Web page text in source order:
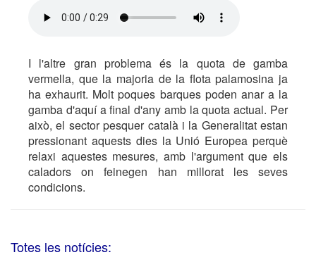
I l'altre gran problema és la quota de gamba
vermella, que la majoria de la flota palamosina ja
ha exhaurit. Molt poques barques poden anar a la
gamba d'aquí a final d'any amb la quota actual. Per
això, el sector pesquer català i la Generalitat estan
pressionant aquests dies la Unió Europea perquè
relaxi aquestes mesures, amb l'argument que els
caladors on feinegen han millorat les seves
condicions.
Totes les notícies: